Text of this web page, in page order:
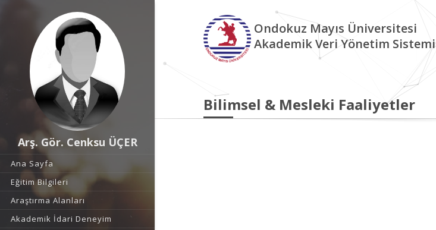
Arş. Gör. Cenksu ÜÇER
Ana Sayfa
Eğitim Bilgileri
Araştırma Alanları
Akademik İdari Deneyim
Ondokuz Mayıs Üniversitesi
Akademik Veri Yönetim Sistemi
Bilimsel & Mesleki Faaliyetler